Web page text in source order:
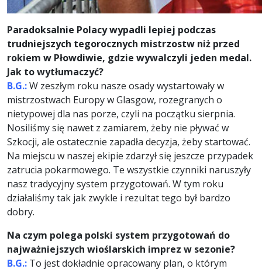
Paradoksalnie Polacy wypadli lepiej podczas
trudniejszych tegorocznych mistrzostw niż przed
rokiem w Płowdiwie, gdzie wywalczyli jeden medal.
Jak to wytłumaczyć?
B.G.:W zeszłym roku nasze osady wystartowały w
mistrzostwach Europy w Glasgow, rozegranych o
nietypowej dla nas porze, czyli na początku sierpnia.
Nosiliśmy się nawet z zamiarem, żeby nie pływać w
Szkocji, ale ostatecznie zapadła decyzja, żeby startować.
Na miejscu w naszej ekipie zdarzył się jeszcze przypadek
zatrucia pokarmowego. Te wszystkie czynniki naruszyły
nasz tradycyjny system przygotowań. W tym roku
działaliśmy tak jak zwykle i rezultat tego był bardzo
dobry.
Na czym polega polski system przygotowań do
najważniejszych wioślarskich imprez w sezonie?
B.G.: To jest dokładnie opracowany plan, o którym